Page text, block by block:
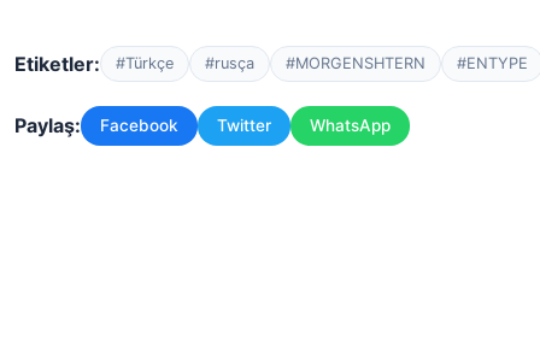
Etiketler: #Türkçe #rusça #MORGENSHTERN #ENTYPE
Paylaş: Facebook Twitter WhatsApp